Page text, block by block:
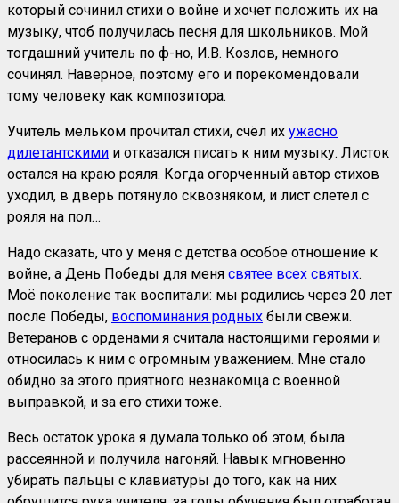
который сочинил стихи о войне и хочет положить их на
музыку, чтоб получилась песня для школьников. Мой
тогдашний учитель по ф-но, И.В. Козлов, немного
сочинял. Наверное, поэтому его и порекомендовали
тому человеку как композитора.
Учитель мельком прочитал стихи, счёл их ужасно
дилетантскими и отказался писать к ним музыку. Листок
остался на краю рояля. Когда огорченный автор стихов
уходил, в дверь потянуло сквозняком, и лист слетел с
рояля на пол…
Надо сказать, что у меня с детства особое отношение к
войне, а День Победы для меня святее всех святых.
Моё поколение так воспитали: мы родились через 20 лет
после Победы, воспоминания родных были свежи.
Ветеранов с орденами я считала настоящими героями и
относилась к ним с огромным уважением. Мне стало
обидно за этого приятного незнакомца с военной
выправкой, и за его стихи тоже.
Весь остаток урока я думала только об этом, была
рассеянной и получила нагоняй. Навык мгновенно
убирать пальцы с клавиатуры до того, как на них